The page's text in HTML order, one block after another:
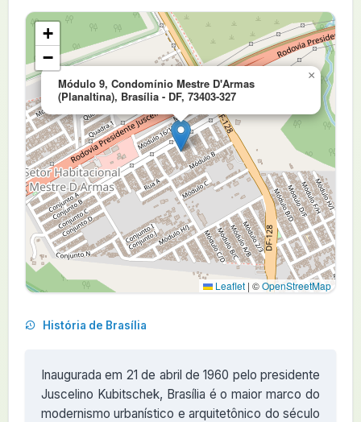
Módulo 9, Condomínio Mestre D'Armas
(Planaltina), Brasília - DF, 73403-327
×
+
−
Leaflet | ©OpenStreetMap
História de Brasília
Inaugurada em 21 de abril de 1960 pelo presidente
Juscelino Kubitschek, Brasília é o maior marco do
modernismo urbanístico e arquitetônico do século